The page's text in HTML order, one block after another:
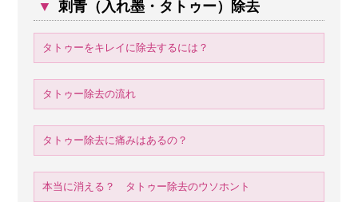
▼ 刺青（入れ墨・タトゥー）除去
タトゥーをキレイに除去するには？
タトゥー除去の流れ
タトゥー除去に痛みはあるの？
本当に消える？ タトゥー除去のウソホント